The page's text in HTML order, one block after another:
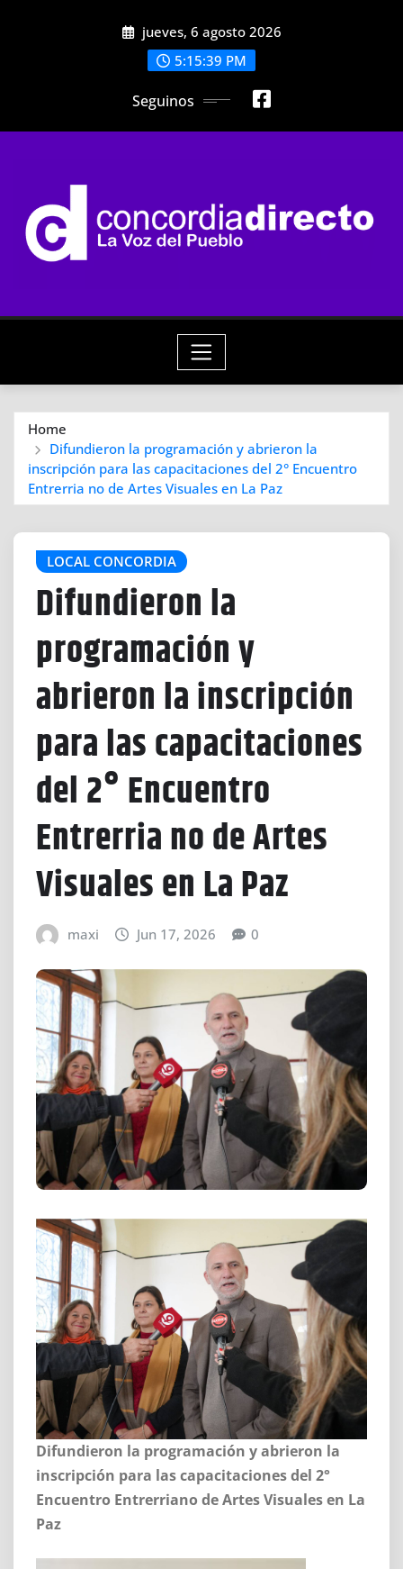
jueves, 6 agosto 2026
5:15:41 PM
Seguinos
Home
Difundieron la programación y abrieron la
inscripción para las capacitaciones del 2° Encuentro
Entrerria no de Artes Visuales en La Paz
LOCAL CONCORDIA
Difundieron la
programación y
abrieron la inscripción
para las capacitaciones
del 2° Encuentro
Entrerria no de Artes
Visuales en La Paz
maxi Jun 17, 2026 0
Difundieron la programación y abrieron la
inscripción para las capacitaciones del 2°
Encuentro Entrerriano de Artes Visuales en La
Paz